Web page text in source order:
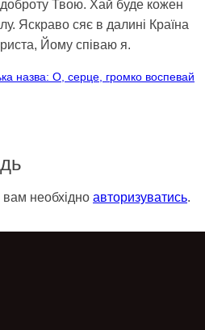
Твою. Хай буде кожен
Яскраво сяє в далині Країна
Йому співаю я.
назва: О, серце, громко воспевай
необхідно авторизуватись.